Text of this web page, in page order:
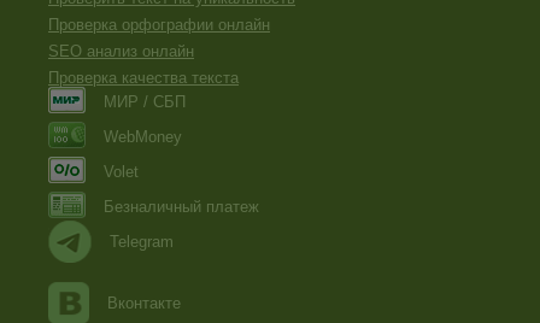
Проверка орфографии онлайн
SEO анализ онлайн
Проверка качества текста
МИР / СБП
WebMoney
Volet
Безналичный платеж
Telegram
Вконтакте